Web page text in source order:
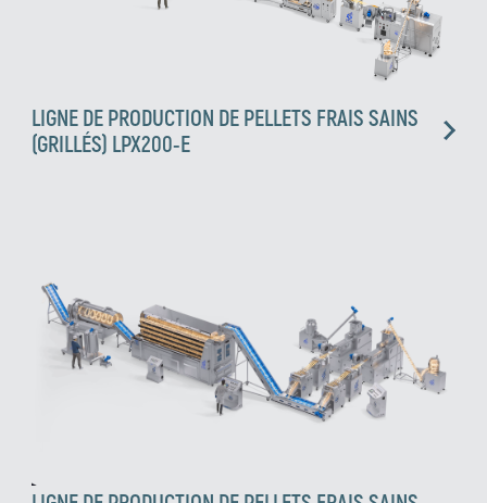
LIGNE DE PRODUCTION DE PELLETS FRAIS SAINS
(GRILLÉS) LPX200-E